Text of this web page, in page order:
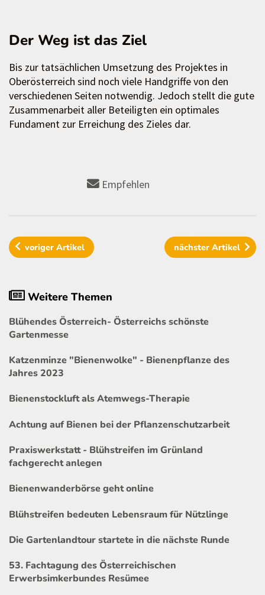
Der Weg ist das Ziel
Bis zur tatsächlichen Umsetzung des Projektes in
Oberösterreich sind noch viele Handgriffe von den
verschiedenen Seiten notwendig. Jedoch stellt die gute
Zusammenarbeit aller Beteiligten ein optimales
Fundament zur Erreichung des Zieles dar.
Empfehlen
vorigerArtikel nächster Artikel
Weitere Themen
Blühendes Österreich- Österreichs schönste
Gartenmesse
Katzenminze "Bienenwolke" - Bienenpflanze des
Jahres 2023
Bienenstockluft als Atemwegs-Therapie
Achtung auf Bienen bei der Pflanzenschutzarbeit
Praxiswerkstatt - Blühstreifen im Grünland
fachgerecht anlegen
Bienenwanderbörse geht online
Blühstreifen bedeuten Lebensraum für Nützlinge
Die Gartenlandtour startete in die nächste Runde
53. Fachtagung des Österreichischen
Erwerbsimkerbundes Resümee